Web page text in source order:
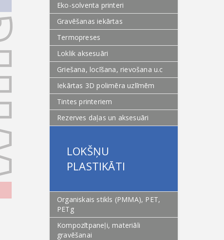
Eko-solventa printeri
Gravēšanas iekārtas
Termopreses
Loklik aksesuāri
Griešana, locīšana, rievošana u.c
Iekārtas 3D polimēra uzlīmēm
Tintes printeriem
Rezerves daļas un aksesuāri
LOKŠŅU
PLASTIKĀTI
Organiskais stikls (PMMA), PET,
PETg
Kompozītpaneļi, materiāli
gravēšanai